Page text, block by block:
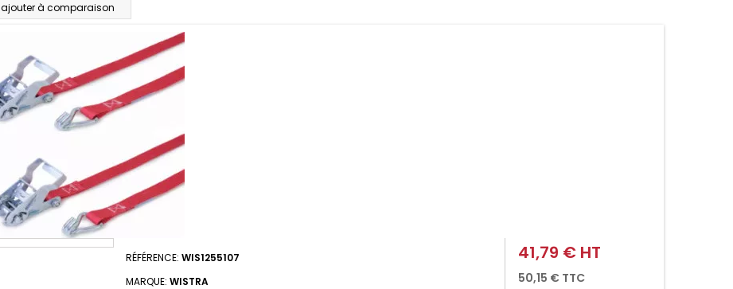
ajouter à comparaison
RÉFÉRENCE:WIS1255107
MARQUE:WISTRA
Prix
41,79 € HT
50,15 € TTC